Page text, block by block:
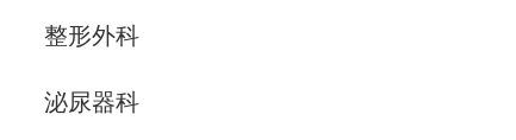
整形外科
泌尿器科